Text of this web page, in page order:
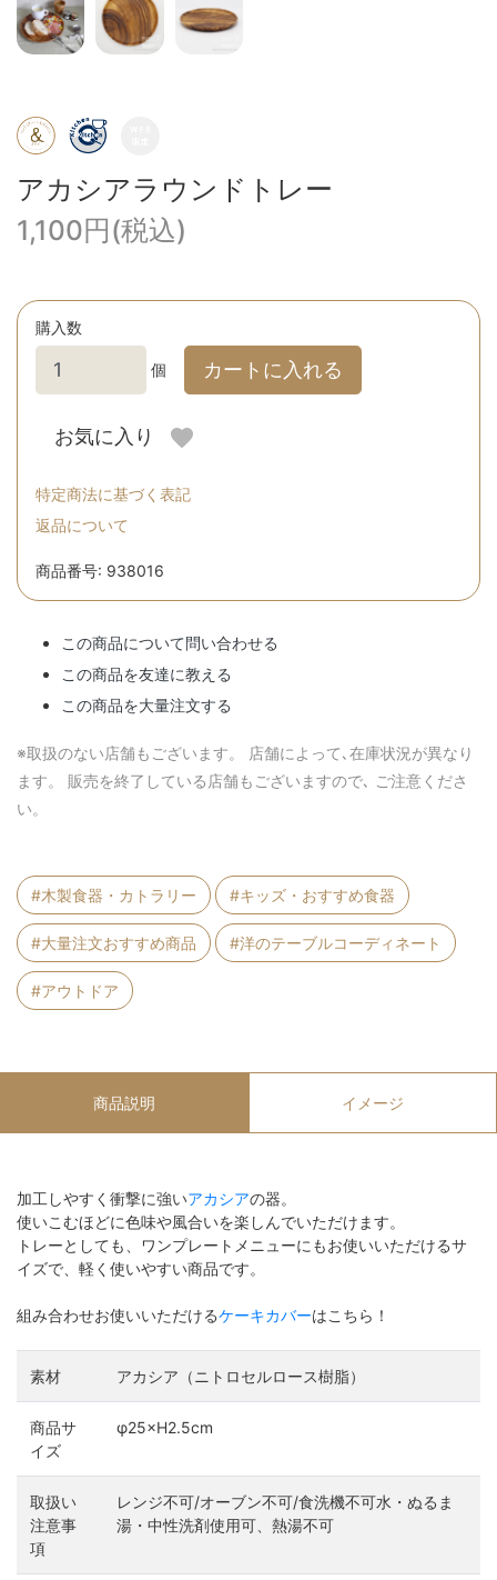
アカシアラウンドトレー
1,100円(税込)
購入数
個 カートに入れる
お気に入り
特定商法に基づく表記
返品について
商品番号: 938016
この商品について問い合わせる
この商品を友達に教える
この商品を大量注文する
※取扱のない店舗もございます。 店舗によって､在庫状況が異なり
ます。 販売を終了している店舗もございますので､ ご注意くださ
い。
#木製食器・カトラリー #キッズ・おすすめ食器
#大量注文おすすめ商品 #洋のテーブルコーディネート
#アウトドア
商品説明 イメージ
加工しやすく衝撃に強いアカシアの器。
使いこむほどに色味や風合いを楽しんでいただけます。
トレーとしても、ワンプレートメニューにもお使いいただけるサ
イズで、軽く使いやすい商品です。
組み合わせお使いいただけるケーキカバーはこちら！
素材 アカシア（ニトロセルロース樹脂）
商品サ
イズ
φ25×H2.5cm
取扱い
注意事
項
レンジ不可/オーブン不可/食洗機不可水・ぬるま
湯・中性洗剤使用可、熱湯不可